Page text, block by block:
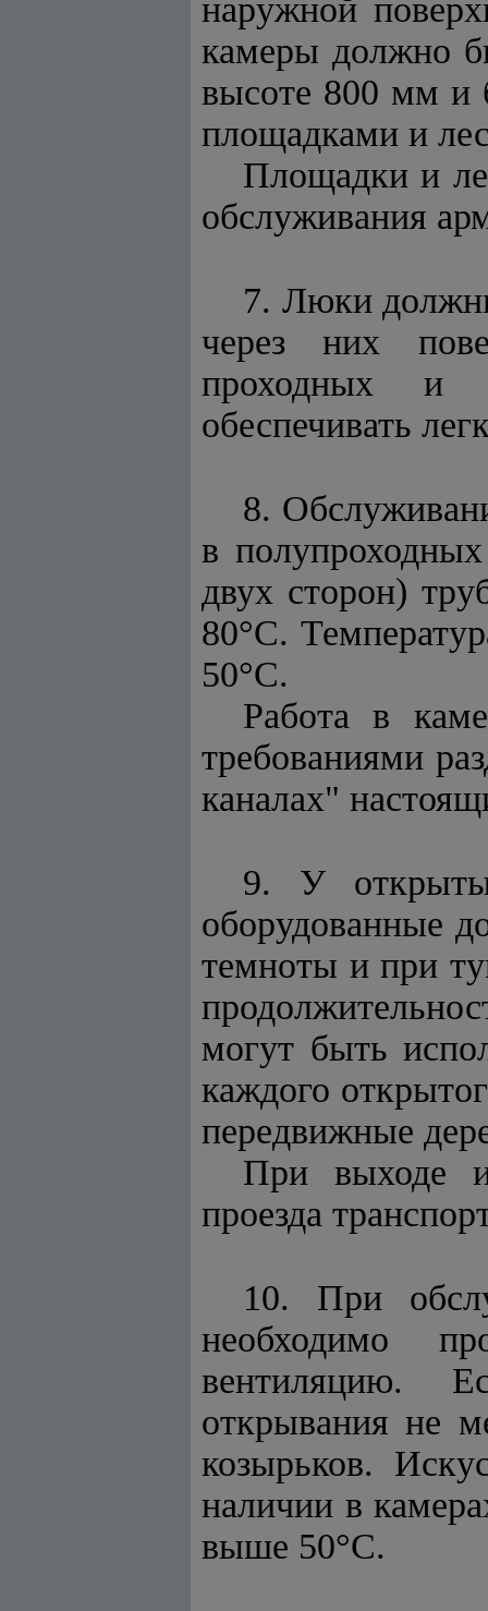
наружной
камеры должно
высоте 800 мм и
площадками и
Площадки и
обслуживания
7. Люки
через них
проходных и
обеспечивать
8.
в
двух сторон)
80°С.
50°С.
Работа в
требованиями
каналах"
9. У
оборудованные
темноты и при
могут быть
каждого
передвижные
При выходе
проезда
10. При
необходимо
вентиляцию.
открывания не
козырьков.
наличии в
выше 50°С.